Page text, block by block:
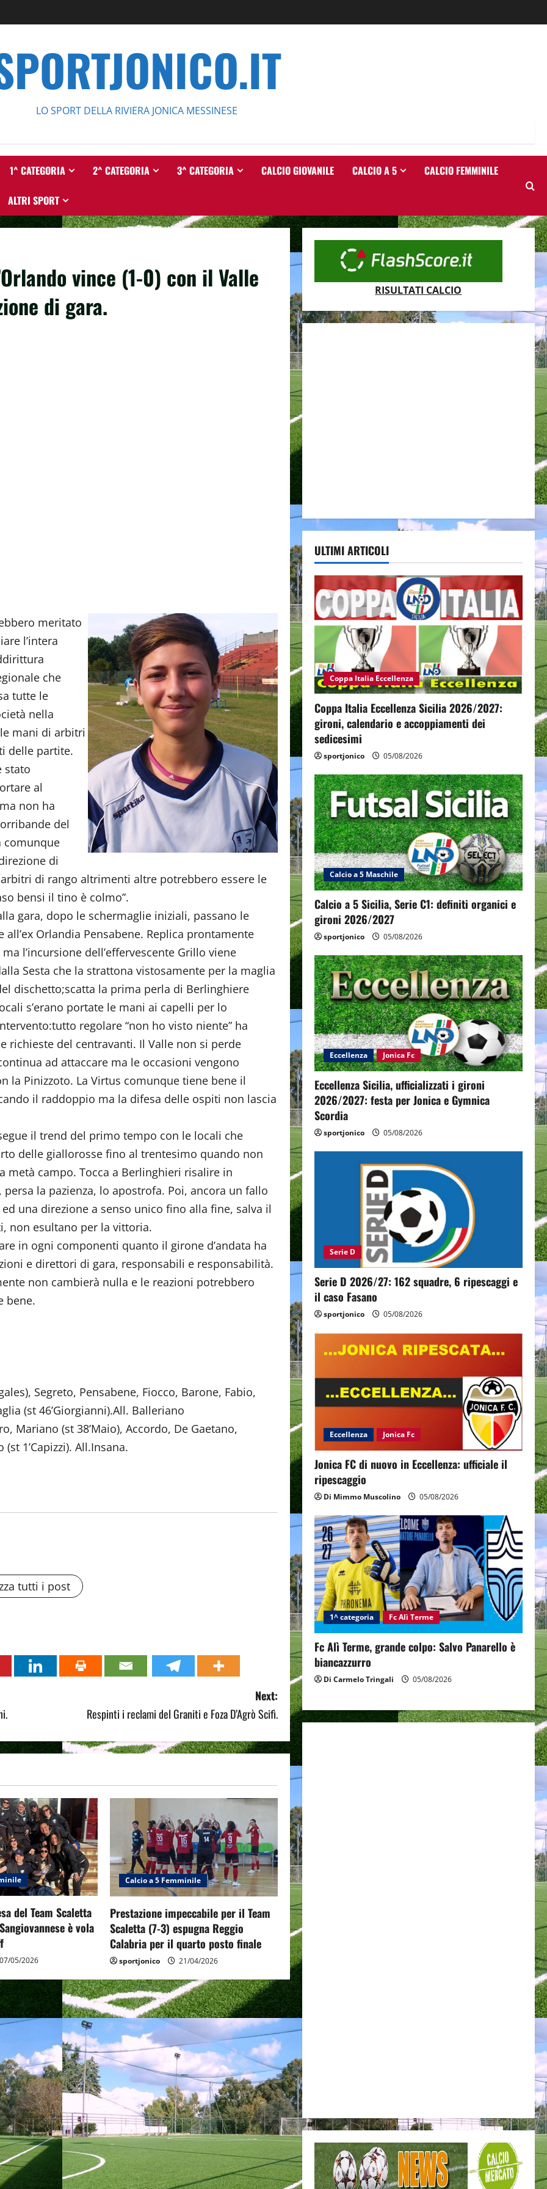
LO SPORT DELLA RIVIERA JONICA MESSINESE
1^ CATEGORIA 2^ CATEGORIA 3^ CATEGORIA CALCIO GIOVANILE CALCIO A 5 CALCIO FEMMINILE
ALTRI SPORT
vince (1-0) con il Valle
di gara.
meritato
l’intera
che
tutte le
nella
mani di arbitri
delle partite.
stato
al
non ha
del
comunque
di
di rango altrimenti altre potrebbero essere le
bensi il tino è colmo”.
gara, dopo le schermaglie iniziali, passano le
all’ex Orlandia Pensabene. Replica prontamente
l’incursione dell’effervescente Grillo viene
Sesta che la strattona vistosamente per la maglia
dischetto;scatta la prima perla di Berlinghiere
s’erano portate le mani ai capelli per lo
regolare “non ho visto niente” ha
richieste del centravanti. Il Valle non si perde
ad attaccare ma le occasioni vengono
la Pinizzoto. La Virtus comunque tiene bene il
il raddoppio ma la difesa delle ospiti non lascia
il trend del primo tempo con le locali che
delle giallorosse fino al trentesimo quando non
campo. Tocca a Berlinghieri risalire in
la pazienza, lo apostrofa. Poi, ancora un fallo
una direzione a senso unico fino alla fine, salva il
non esultano per la vittoria.
in ogni componenti quanto il girone d’andata ha
e direttori di gara, responsabili e responsabilità.
non cambierà nulla e le reazioni potrebbero
bene.
Segreto, Pensabene, Fiocco, Barone, Fabio,
(st 46’Giorgianni).All. Balleriano
Mariano (st 38’Maio), Accordo, De Gaetano,
1’Capizzi). All.Insana.
tutti i post
Next:
Respinti i reclami del Graniti e Foza D’Agrò Scifì.
del Team Scaletta
è vola
07/05/2026
Calcio a 5 Femminile
Prestazione impeccabile per il Team
Scaletta (7-3) espugna Reggio
Calabria per il quarto posto finale
sportjonico 21/04/2026
RISULTATI CALCIO
ULTIMI ARTICOLI
Coppa Italia Eccellenza
Coppa Italia Eccellenza Sicilia 2026/2027:
gironi, calendario e accoppiamenti dei
sedicesimi
sportjonico 05/08/2026
Calcio a 5 Maschile
Calcio a 5 Sicilia, Serie C1: definiti organici e
gironi 2026/2027
sportjonico 05/08/2026
Eccellenza Jonica Fc
Eccellenza Sicilia, ufficializzati i gironi
2026/2027: festa per Jonica e Gymnica
Scordia
sportjonico 05/08/2026
Serie D
Serie D 2026/27: 162 squadre, 6 ripescaggi e
il caso Fasano
sportjonico 05/08/2026
Eccellenza Jonica Fc
Jonica FC di nuovo in Eccellenza: ufficiale il
ripescaggio
Di Mimmo Muscolino 05/08/2026
1^ categoria Fc Alì Terme
Fc Alì Terme, grande colpo: Salvo Panarello è
biancazzurro
Di Carmelo Tringali 05/08/2026